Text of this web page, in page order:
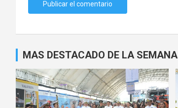
MAS DESTACADO DE LA SEMANA